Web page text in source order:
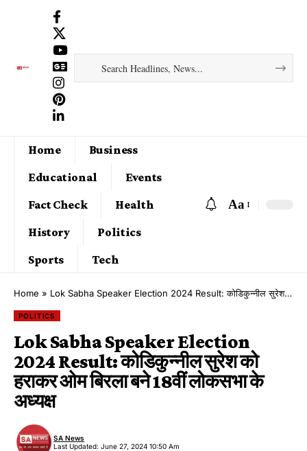
Home
Business
Educational
Events
Fact Check
Health
History
Politics
Sports
Tech
Aa
Home » Lok Sabha Speaker Election 2024 Result: कोडिकुन्नील सुरेश को हराकर ओम बिरला बने 18वीं लोकसभा के अध्यक्ष
POLITICS
Lok Sabha Speaker Election
2024 Result: कोडिकुन्नील सुरेश को
हराकर ओम बिरला बने 18वीं लोकसभा के
अध्यक्ष
Last Updated: June 27, 2024 10:50 Am
SA News